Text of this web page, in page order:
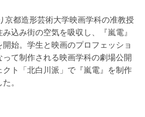
京都造形芸術大学映画学科の准教授
込み街の空気を吸収し、『嵐電』
始。学生と映画のプロフェッショ
て制作される映画学科の劇場公開
クト「北白川派」で『嵐電』を制作
。